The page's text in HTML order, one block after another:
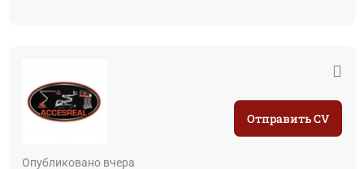
Опубликовано вчера
Отправить CV